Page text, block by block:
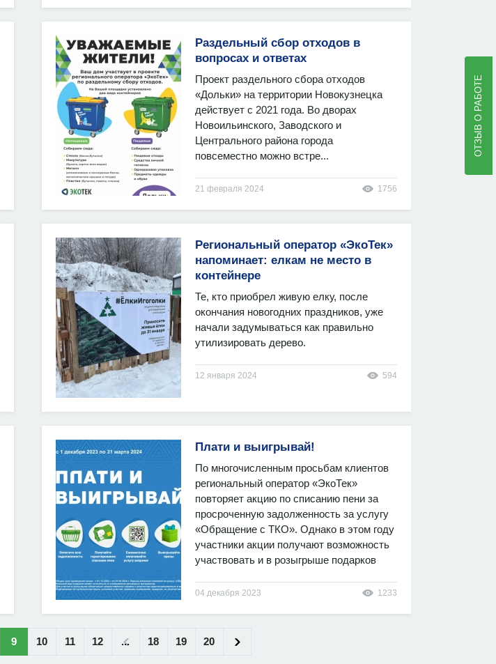
Раздельный сбор отходов в
вопросах и ответах
Проект раздельного сбора отходов
«Дольки» на территории Новокузнецка
действует с 2021 года. Во дворах
Новоильинского, Заводского и
Центрального района города
повсеместно можно встре...
21 февраля 2024 1756
Региональный оператор «ЭкоТек»
напоминает: елкам не место в
контейнере
Те, кто приобрел живую елку, после
окончания новогодних праздников, уже
начали задумываться как правильно
утилизировать дерево.
12 января 2024 594
Плати и выигрывай!
По многочисленным просьбам клиентов
региональный оператор «ЭкоТек»
повторяет акцию по списанию пени за
просроченную задолженность за услугу
«Обращение с ТКО». Однако в этом году
участники акции получают возможность
участвовать и в розыгрыше подарков
04 декабря 2023 1233
9 10 11 12 ... 18 19 20
ОТЗЫВ О РАБОТЕ